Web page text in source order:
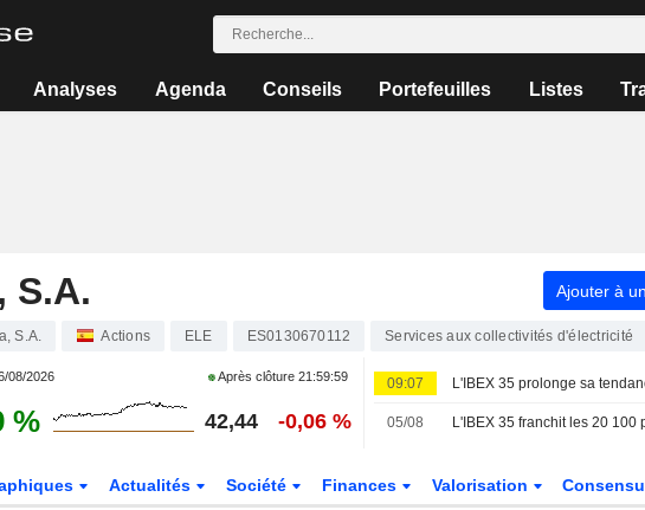
Analyses Agenda Conseils Portefeuilles Listes
S.A. Ajouter à
S.A. Actions ELE ES0130670112 Services aux collectivités d'électricité
08/2026 Après clôture 21:59:59
% 42,44 -0,06 %
09:07
05/08
Actualités Société Finances Valorisation